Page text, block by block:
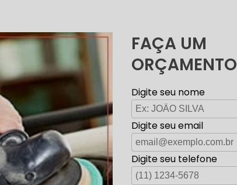
FAÇA UM
ORÇAMENTO
Digite seu nome
Digite seu email
Digite seu telefone